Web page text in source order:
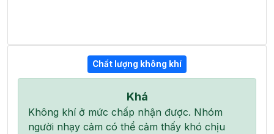
Chất lượng không khí
Khá
Không khí ở mức chấp nhận được. Nhóm
người nhạy cảm có thể cảm thấy khó chịu